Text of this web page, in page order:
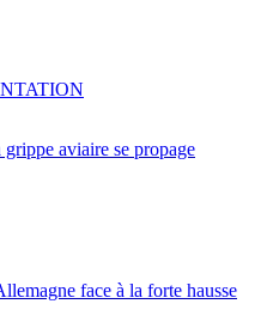
aviaire se propage
face à la forte hausse